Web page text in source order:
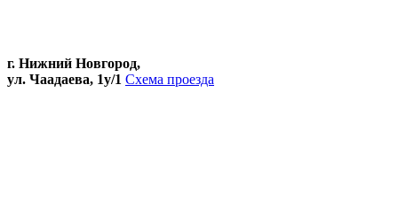
г. Нижний Новгород,
ул. Чаадаева, 1у/1 Схема проезда